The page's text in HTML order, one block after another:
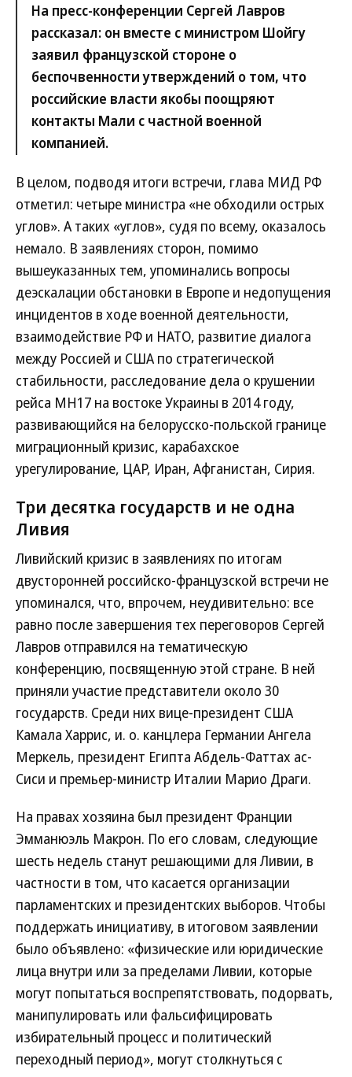
На пресс-конференции Сергей Лавров
рассказал: он вместе с министром Шойгу
заявил французской стороне о
беспочвенности утверждений о том, что
российские власти якобы поощряют
контакты Мали с частной военной
компанией.
В целом, подводя итоги встречи, глава МИД РФ
отметил: четыре министра «не обходили острых
углов». А таких «углов», судя по всему, оказалось
немало. В заявлениях сторон, помимо
вышеуказанных тем, упоминались вопросы
деэскалации обстановки в Европе и недопущения
инцидентов в ходе военной деятельности,
взаимодействие РФ и НАТО, развитие диалога
между Россией и США по стратегической
стабильности, расследование дела о крушении
рейса MH17 на востоке Украины в 2014 году,
развивающийся на белорусско-польской границе
миграционный кризис, карабахское
урегулирование, ЦАР, Иран, Афганистан, Сирия.
Три десятка государств и не одна
Ливия
Ливийский кризис в заявлениях по итогам
двусторонней российско-французской встречи не
упоминался, что, впрочем, неудивительно: все
равно после завершения тех переговоров Сергей
Лавров отправился на тематическую
конференцию, посвященную этой стране. В ней
приняли участие представители около 30
государств. Среди них вице-президент США
Камала Харрис, и. о. канцлера Германии Ангела
Меркель, президент Египта Абдель-Фаттах ас-
Сиси и премьер-министр Италии Марио Драги.
На правах хозяина был президент Франции
Эмманюэль Макрон. По его словам, следующие
шесть недель станут решающими для Ливии, в
частности в том, что касается организации
парламентских и президентских выборов. Чтобы
поддержать инициативу, в итоговом заявлении
было объявлено: «физические или юридические
лица внутри или за пределами Ливии, которые
могут попытаться воспрепятствовать, подорвать,
манипулировать или фальсифицировать
избирательный процесс и политический
переходный период», могут столкнуться с